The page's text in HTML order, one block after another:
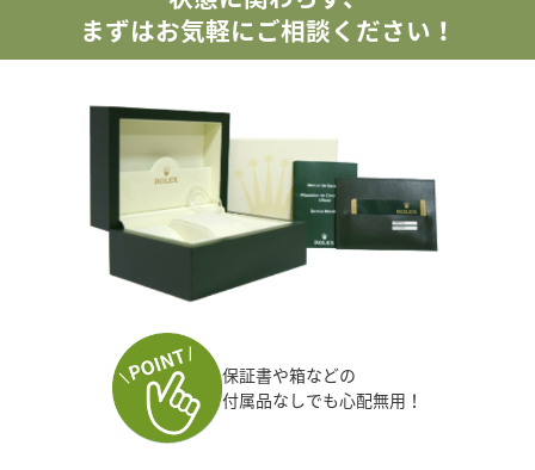
まずはお気軽にご相談ください！
保証書や箱などの
付属品なしでも心配無用！